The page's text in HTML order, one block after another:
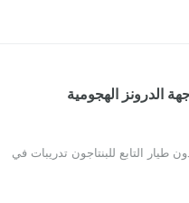
الدرونز الهجومية
التابع للبنتاجون تدريبات في